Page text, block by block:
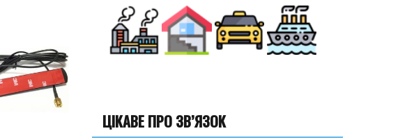
ЦІКАВЕ ПРО ЗВ’ЯЗОК